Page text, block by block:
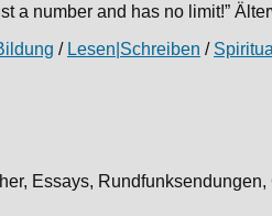
a number and has no limit!”
/ Lesen|Schreiben /
Essays,